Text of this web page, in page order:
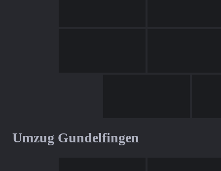
Umzug Gundelfingen